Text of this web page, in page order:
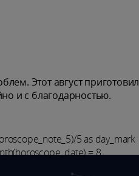
Этот август приготовил
и с благодарностью.
5 as day_mark
= 8